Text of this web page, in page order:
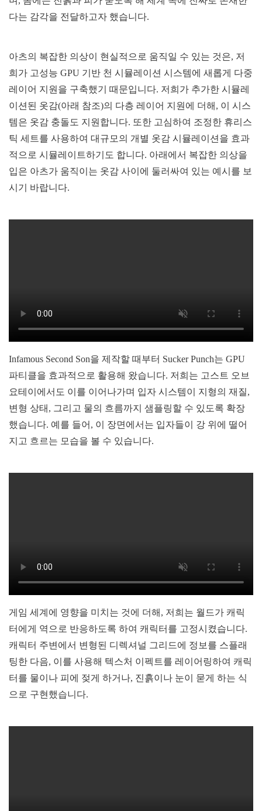
다는 감각을 전달하고자 했습니다.
아츠의 복잡한 의상이 현실적으로 움직일 수 있는 것은, 저
희가 고성능 GPU 기반 천 시뮬레이션 시스템에 새롭게 다중
레이어 지원을 구축했기 때문입니다. 저희가 추가한 시뮬레
이션된 옷감(아래 참조)의 다층 레이어 지원에 더해, 이 시스
템은 옷감 충돌도 지원합니다. 또한 고심하여 조정한 휴리스
틱 세트를 사용하여 대규모의 개별 옷감 시뮬레이션을 효과
적으로 시뮬레이트하기도 합니다. 아래에서 복잡한 의상을
입은 아츠가 움직이는 옷감 사이에 둘러싸여 있는 예시를 보
시기 바랍니다.
Infamous Second Son을 제작할 때부터 Sucker Punch는 GPU
파티클을 효과적으로 활용해 왔습니다. 저희는 고스트 오브
요테이에서도 이를 이어나가며 입자 시스템이 지형의 재질,
변형 상태, 그리고 물의 흐름까지 샘플링할 수 있도록 확장
했습니다. 예를 들어, 이 장면에서는 입자들이 강 위에 떨어
지고 흐르는 모습을 볼 수 있습니다.
게임 세계에 영향을 미치는 것에 더해, 저희는 월드가 캐릭
터에게 역으로 반응하도록 하여 캐릭터를 고정시켰습니다.
캐릭터 주변에서 변형된 디렉셔널 그리드에 정보를 스플래
팅한 다음, 이를 사용해 텍스처 이펙트를 레이어링하여 캐릭
터를 물이나 피에 젖게 하거나, 진흙이나 눈이 묻게 하는 식
으로 구현했습니다.